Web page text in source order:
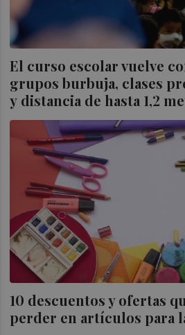
El curso escolar vuelve
grupos burbuja, clases
y distancia de hasta 1,2
10 descuentos y ofertas
perder en artículos para